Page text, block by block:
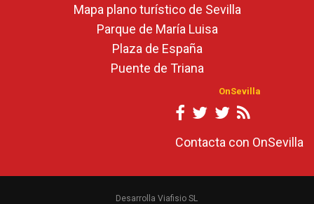
Mapa plano turístico de Sevilla
Parque de María Luisa
Plaza de España
Puente de Triana
OnSevilla
Contacta con OnSevilla
Desarrolla Viafisio SL